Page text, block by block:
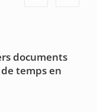
documents
temps en